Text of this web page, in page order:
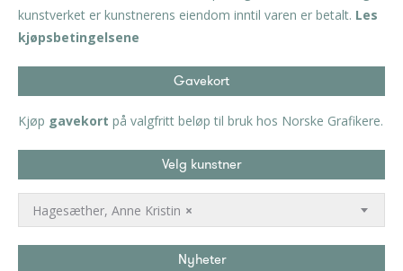
kunstverket er kunstnerens eiendom inntil varen er betalt. Les
kjøpsbetingelsene
Gavekort
Kjøp gavekort på valgfritt beløp til bruk hos Norske Grafikere.
Velg kunstner
×
Hagesæther, Anne Kristin
Nyheter